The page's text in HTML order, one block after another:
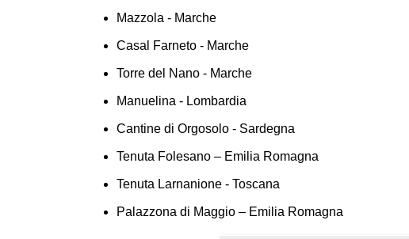
Mazzola - Marche
Casal Farneto - Marche
Torre del Nano - Marche
Manuelina - Lombardia
Cantine di Orgosolo - Sardegna
Tenuta Folesano – Emilia Romagna
Tenuta Larnanione - Toscana
Palazzona di Maggio – Emilia Romagna